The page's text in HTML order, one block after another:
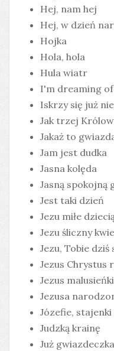
Hej, nam hej
Hej, w dzień
Hojka
Hola, hola
Hula wiatr
I'm dreaming
Iskrzy się już
Jak trzej
Jakaż to
Jam jest dudka
Jasna kolęda
Jasną spokojną
Jest taki dzień
Jezu miłe
Jezu śliczny
Jezu, Tobie dziś
Jezus Chrystus
Jezus malusieńki
Jezusa
Józefie, stajenki
Judzką krainę
Już